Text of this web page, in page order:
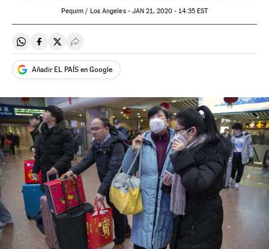
Pequim / Los Angeles - JAN 21, 2020 - 14:35EST
Compartir en Whatsapp
Compartir en Facebook
Compartir en Twitter
Desplegar Redes Sociales
Añadir EL PAÍS en Google